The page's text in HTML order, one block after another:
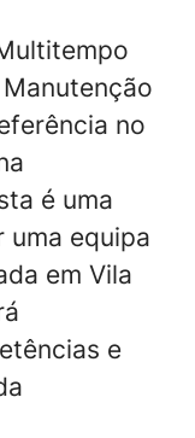
no
é uma
equipa
em Vila
e